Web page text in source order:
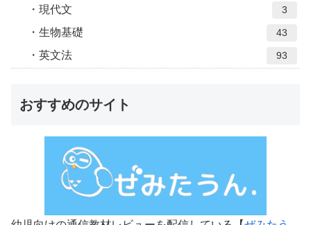
現代文 3
生物基礎 43
英文法 93
おすすめのサイト